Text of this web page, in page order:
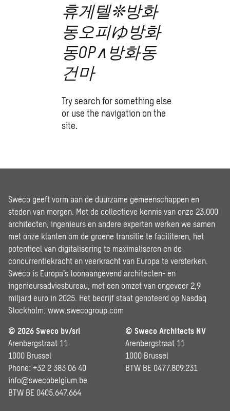
휴게텔❊방화
동오피ゆ방화
동OP∧방화동
건마
Try search for something else
or use the navigation on the
site.
Sweco geeft vorm aan de duurzame gemeenschappen en
steden van morgen. Met de collectieve kennis van onze 23.000
architecten, ingenieurs en andere experten werken we samen
met onze klanten om de groene transitie te faciliteren, het
potentieel van digitalisering te maximaliseren en de
concurrentiekracht en veerkracht van Europa te versterken.
Sweco is Europa’s toonaangevend architecten- en
ingenieursadviesbureau, met een omzet van ongeveer 2,9
miljard euro in 2025. Het bedrijf staat genoteerd op Nasdaq
Stockholm. www.swecogroup.com
© 2026 Sweco bv/srl
Arenbergstraat 11
1000 Brussel
Phone: +32 2 383 06 40
info@swecobelgium.be
BTW BE 0405.647.664
© Sweco Architects NV
Arenbergstraat 11
1000 Brussel
BTW BE 0477.809.231